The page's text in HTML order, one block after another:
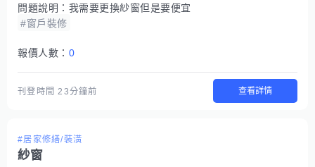
問題說明： 我需要更換紗窗但是要便宜
#窗戶裝修
報價人數： 0
刊登時間23分鐘前 查看詳情
#居家修繕/裝潢
紗窗